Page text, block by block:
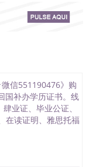
企/事业单位需
在国内能用吗,
么办, 没有正
551190476您
么办
办理本科/研
毕业证
哪里可以买
么办理